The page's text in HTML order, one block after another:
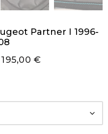
Partner I 1996-
195,00 €